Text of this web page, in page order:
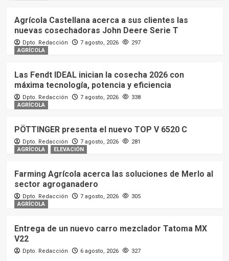
Agrícola Castellana acerca a sus clientes las
nuevas cosechadoras John Deere Serie T
Dpto. Redacción 7 agosto, 2026
297
AGRÍCOLA
Las Fendt IDEAL inician la cosecha 2026 con
máxima tecnología, potencia y eficiencia
Dpto. Redacción 7 agosto, 2026
338
AGRÍCOLA
PÖTTINGER presenta el nuevo TOP V 6520 C
Dpto. Redacción 7 agosto, 2026
281
AGRÍCOLA
ELEVACIÓN
Farming Agrícola acerca las soluciones de Merlo al
sector agroganadero
Dpto. Redacción 7 agosto, 2026
305
AGRÍCOLA
Entrega de un nuevo carro mezclador Tatoma MX
V22
Dpto. Redacción 6 agosto, 2026 327